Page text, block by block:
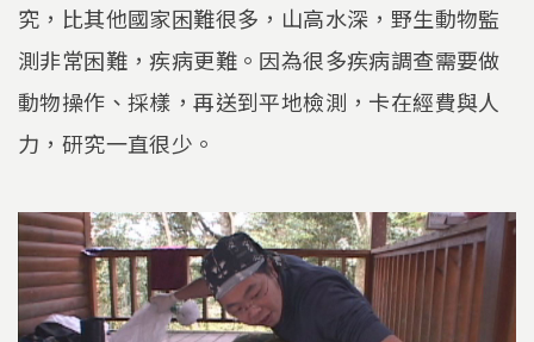
究，比其他國家困難很多，山高水深，野生動物監
測非常困難，疾病更難。因為很多疾病調查需要做
動物操作、採樣，再送到平地檢測，卡在經費與人
力，研究一直很少。